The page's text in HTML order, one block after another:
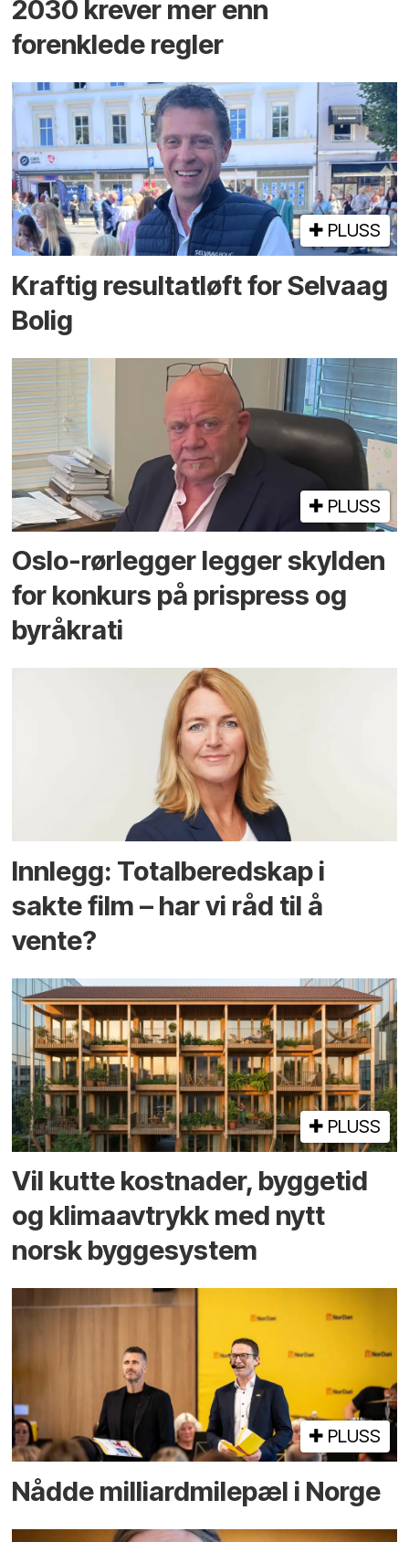
2030 krever mer enn
forenklede regler
PLUSS
Kraftig resultatløft for Selvaag
Bolig
PLUSS
Oslo-rørlegger legger skylden
for konkurs på prispress og
byråkrati
Innlegg: Totalberedskap i
sakte film – har vi råd til å
vente?
PLUSS
Vil kutte kostnader, byggetid
og klima­avtrykk med nytt
norsk bygge­system
PLUSS
Nådde milliard­­milepæl i Norge